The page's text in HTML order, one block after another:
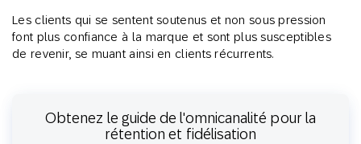
Les clients qui se sentent soutenus et non sous pression
font plus confiance à la marque et sont plus susceptibles
de revenir, se muant ainsi en clients récurrents.
Obtenez le guide de l'omnicanalité pour la
rétention et fidélisation